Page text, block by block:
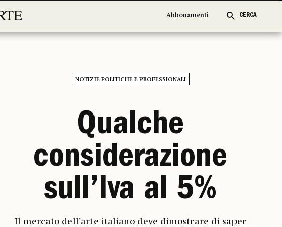
Abbonamenti CERCA
Abbonamenti CERCA
NOTIZIE POLITICHE E PROFESSIONALI
Qualche
considerazione
sull’Iva al 5%
Il mercato dell’arte italiano deve dimostrare di saper